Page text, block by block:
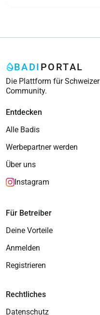
BADI PORTAL
Die Plattform für
Community.
Entdecken
Alle Badis
Werbepartner werden
Über uns
Instagram
Für Betreiber
Deine Vorteile
Anmelden
Registrieren
Rechtliches
Datenschutz